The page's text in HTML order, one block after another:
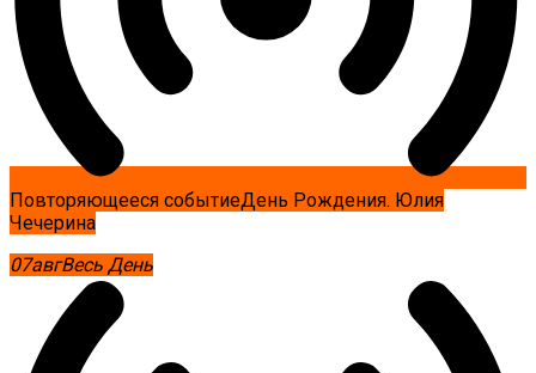
Повторяющееся событиеДень Рождения. Юлия
Чечерина
07авгВесь День